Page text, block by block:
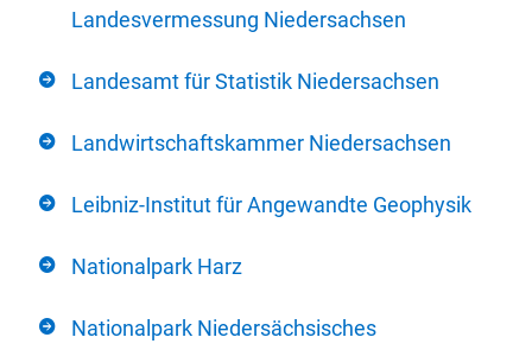
Landesvermessung Niedersachsen
Landesamt für Statistik Niedersachsen
Landwirtschaftskammer Niedersachsen
Leibniz-Institut für Angewandte Geophysik
Nationalpark Harz
Nationalpark Niedersächsisches